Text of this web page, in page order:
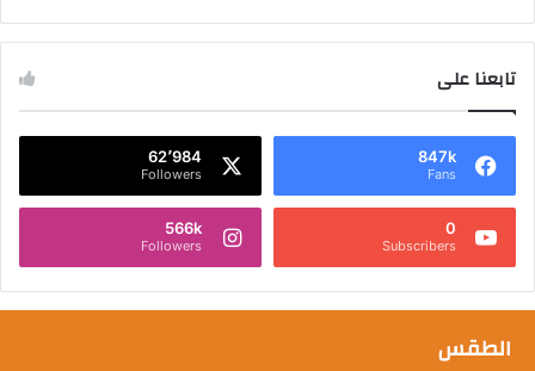
تابعنا على
847k
Fans
62٬984
Followers
0
Subscribers
566k
Followers
الطقس